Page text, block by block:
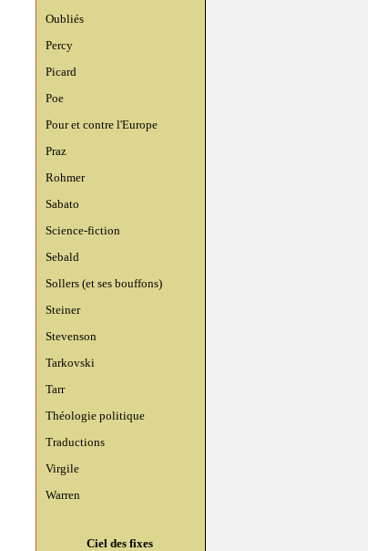
Oubliés
Percy
Picard
Poe
Pour et contre l'Europe
Praz
Rohmer
Sabato
Science-fiction
Sebald
Sollers (et ses bouffons)
Steiner
Stevenson
Tarkovski
Tarr
Théologie politique
Traductions
Virgile
Warren
Ciel des fixes